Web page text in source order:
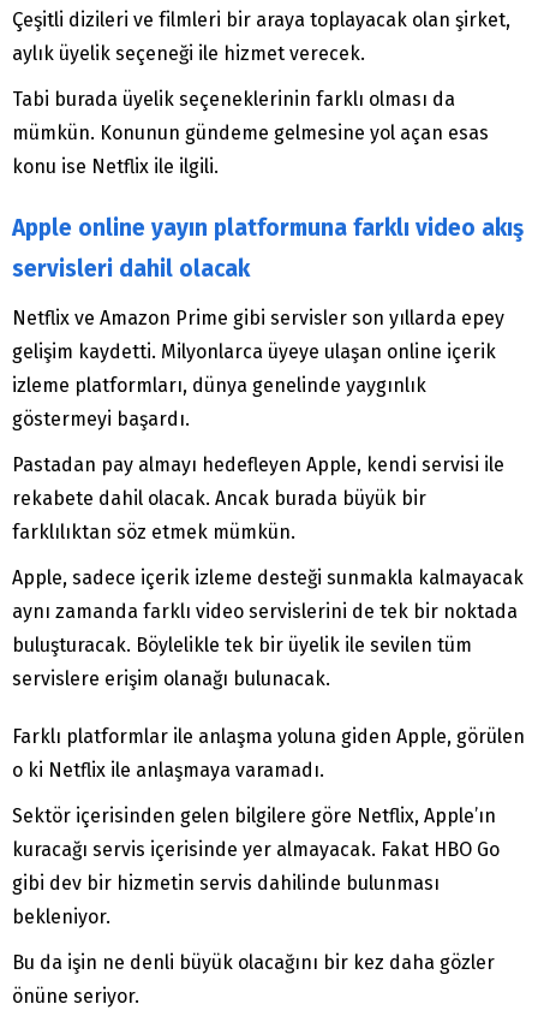
Çeşitli dizileri ve filmleri bir araya toplayacak olan şirket,
aylık üyelik seçeneği ile hizmet verecek.
Tabi burada üyelik seçeneklerinin farklı olması da
mümkün. Konunun gündeme gelmesine yol açan esas
konu ise Netflix ile ilgili.
Apple online yayın platformuna farklı video akış
servisleri dahil olacak
Netflix ve Amazon Prime gibi servisler son yıllarda epey
gelişim kaydetti. Milyonlarca üyeye ulaşan online içerik
izleme platformları, dünya genelinde yaygınlık
göstermeyi başardı.
Pastadan pay almayı hedefleyen Apple, kendi servisi ile
rekabete dahil olacak. Ancak burada büyük bir
farklılıktan söz etmek mümkün.
Apple, sadece içerik izleme desteği sunmakla kalmayacak
aynı zamanda farklı video servislerini de tek bir noktada
buluşturacak. Böylelikle tek bir üyelik ile sevilen tüm
servislere erişim olanağı bulunacak.
Farklı platformlar ile anlaşma yoluna giden Apple, görülen
o ki Netflix ile anlaşmaya varamadı.
Sektör içerisinden gelen bilgilere göre Netflix, Apple’ın
kuracağı servis içerisinde yer almayacak. Fakat HBO Go
gibi dev bir hizmetin servis dahilinde bulunması
bekleniyor.
Bu da işin ne denli büyük olacağını bir kez daha gözler
önüne seriyor.